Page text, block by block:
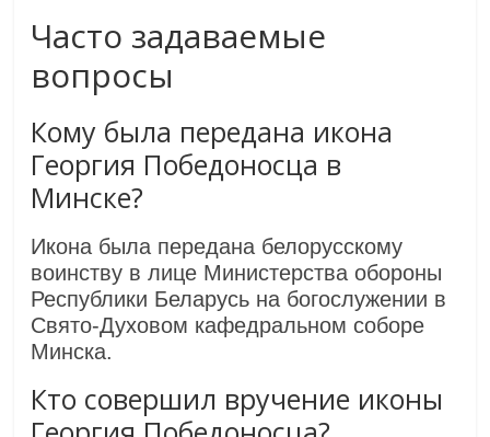
Часто задаваемые
вопросы
Кому была передана икона
Георгия Победоносца в
Минске?
Икона была передана белорусскому
воинству в лице Министерства обороны
Республики Беларусь на богослужении в
Свято‑Духовом кафедральном соборе
Минска.
Кто совершил вручение иконы